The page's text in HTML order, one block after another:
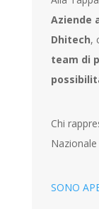
Aziende
Dhitech,
team di
Chi
SONO